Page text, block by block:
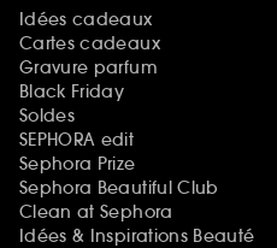
Idées cadeaux
Cartes cadeaux
Gravure parfum
Black Friday
Soldes
SEPHORA edit
Sephora Prize
Sephora Beautiful Club
Clean at Sephora
Idées & Inspirations Beauté